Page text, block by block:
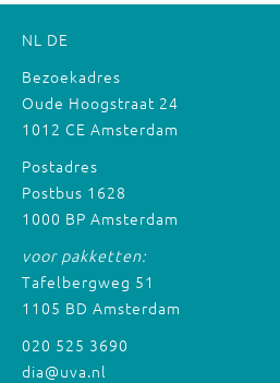
NL DE
Bezoekadres
Oude Hoogstraat 24
1012 CE Amsterdam
Postadres
Postbus 1628
1000 BP Amsterdam
voor pakketten:
Tafelbergweg 51
1105 BD Amsterdam
020 525 3690
dia@uva.nl